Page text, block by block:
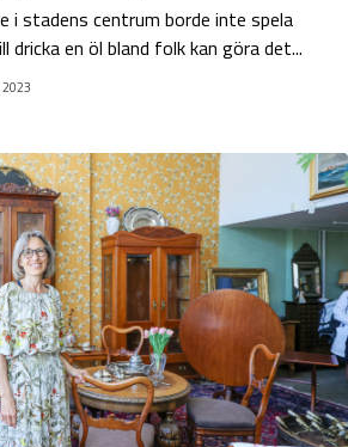
i stadens centrum borde inte spela
dricka en öl bland folk kan göra det...